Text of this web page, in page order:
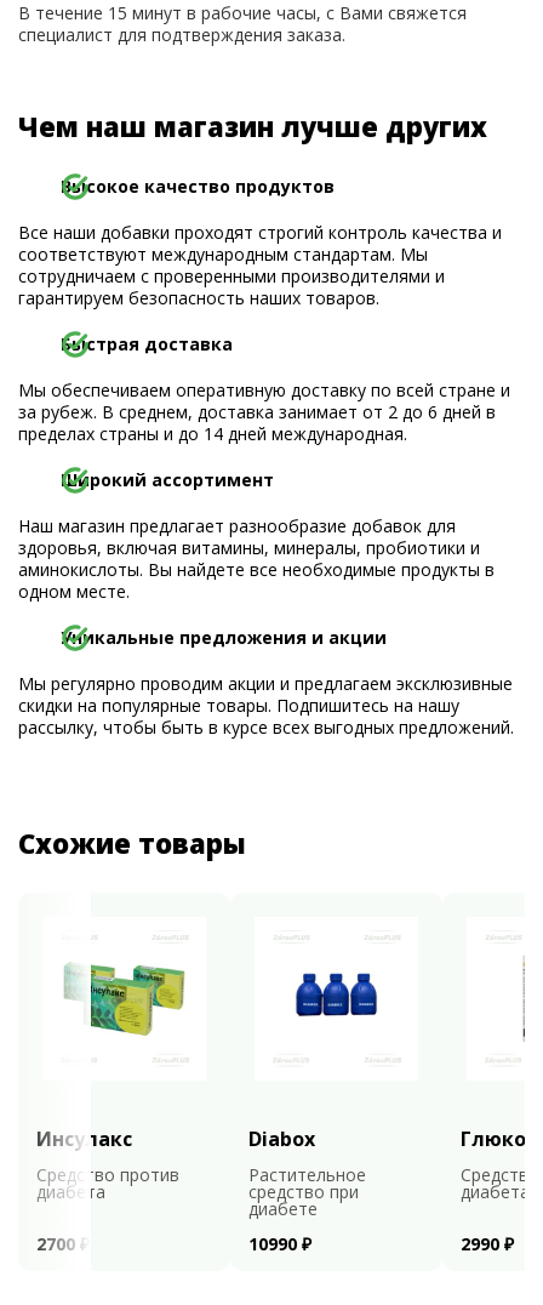
В течение 15 минут в рабочие часы, с Вами свяжется
специалист для подтверждения заказа.
Чем наш магазин лучше других
Высокое качество продуктов
Все наши добавки проходят строгий контроль качества и
соответствуют международным стандартам. Мы
сотрудничаем с проверенными производителями и
гарантируем безопасность наших товаров.
Быстрая доставка
Мы обеспечиваем оперативную доставку по всей стране и
за рубеж. В среднем, доставка занимает от 2 до 6 дней в
пределах страны и до 14 дней международная.
Широкий ассортимент
Наш магазин предлагает разнообразие добавок для
здоровья, включая витамины, минералы, пробиотики и
аминокислоты. Вы найдете все необходимые продукты в
одном месте.
Уникальные предложения и акции
Мы регулярно проводим акции и предлагаем эксклюзивные
скидки на популярные товары. Подпишитесь на нашу
рассылку, чтобы быть в курсе всех выгодных предложений.
Схожие товары
Инсулакс
Средство против
диабета
2700 ₽
Diabox
Растительное
средство при
диабете
10990 ₽
диабета
2990 ₽